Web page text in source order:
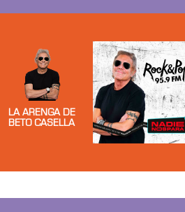
LA ARENGA DE
BETO CASELLA